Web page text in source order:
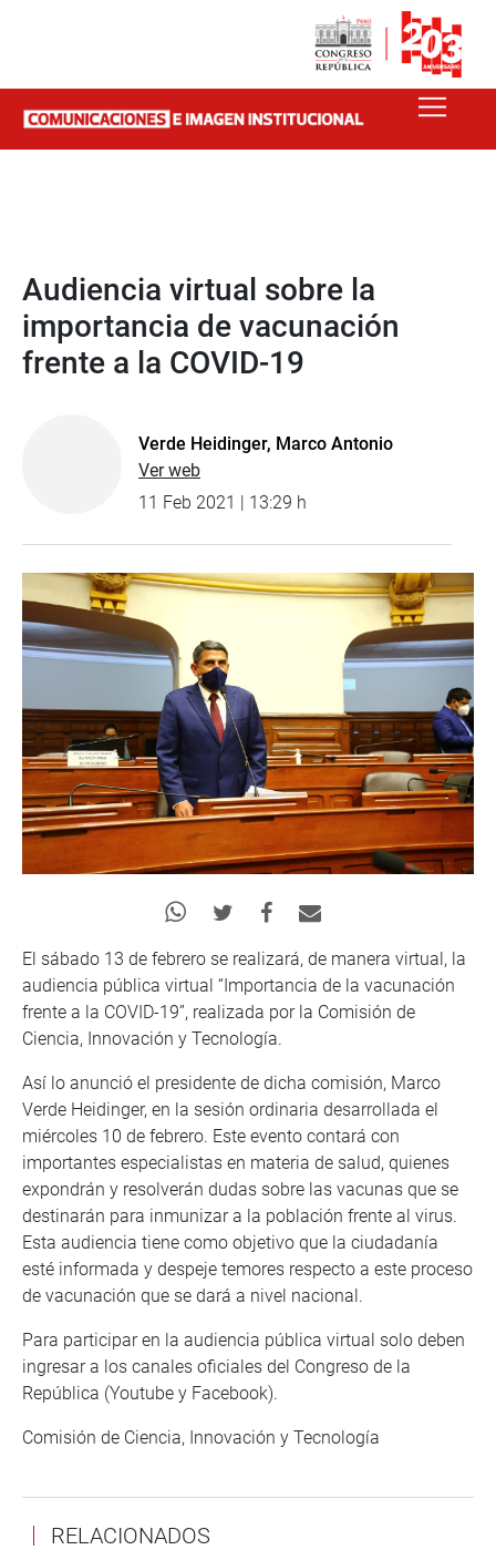
Audiencia virtual sobre la
importancia de vacunación
frente a la COVID-19
Verde Heidinger, Marco Antonio
Ver web
11 Feb 2021 | 13:29 h
El sábado 13 de febrero se realizará, de manera virtual, la
audiencia pública virtual “Importancia de la vacunación
frente a la COVID-19”, realizada por la Comisión de
Ciencia, Innovación y Tecnología.
Así lo anunció el presidente de dicha comisión, Marco
Verde Heidinger, en la sesión ordinaria desarrollada el
miércoles 10 de febrero. Este evento contará con
importantes especialistas en materia de salud, quienes
expondrán y resolverán dudas sobre las vacunas que se
destinarán para inmunizar a la población frente al virus.
Esta audiencia tiene como objetivo que la ciudadanía
esté informada y despeje temores respecto a este proceso
de vacunación que se dará a nivel nacional.
Para participar en la audiencia pública virtual solo deben
ingresar a los canales oficiales del Congreso de la
República (Youtube y Facebook).
Comisión de Ciencia, Innovación y Tecnología
RELACIONADOS